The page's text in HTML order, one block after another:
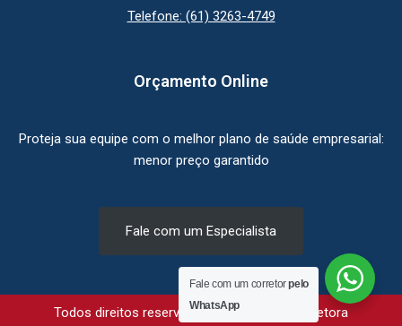
Telefone: (61) 3263-4749
Orçamento Online
Proteja sua equipe com o melhor plano de saúde empresarial:
menor preço garantido
Fale com um Especialista
Todos direitos reservados © Qualimaxx Corretora
Fale com um corretorpelo
WhatsApp